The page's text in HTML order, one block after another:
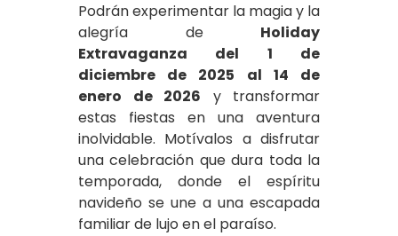
Podrán experimentar la magia y la
alegría de Holiday
Extravaganza del 1 de
diciembre de 2025 al 14 de
enero de 2026 y transformar
estas fiestas en una aventura
inolvidable. Motívalos a disfrutar
una celebración que dura toda la
temporada, donde el espíritu
navideño se une a una escapada
familiar de lujo en el paraíso.